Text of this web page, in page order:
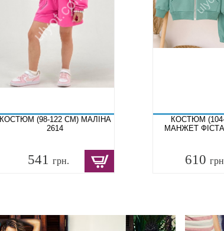
КОСТЮМ (98-122 СМ) МАЛІНА
2614
541 грн.
КОСТЮМ
МАНЖЕТ
610